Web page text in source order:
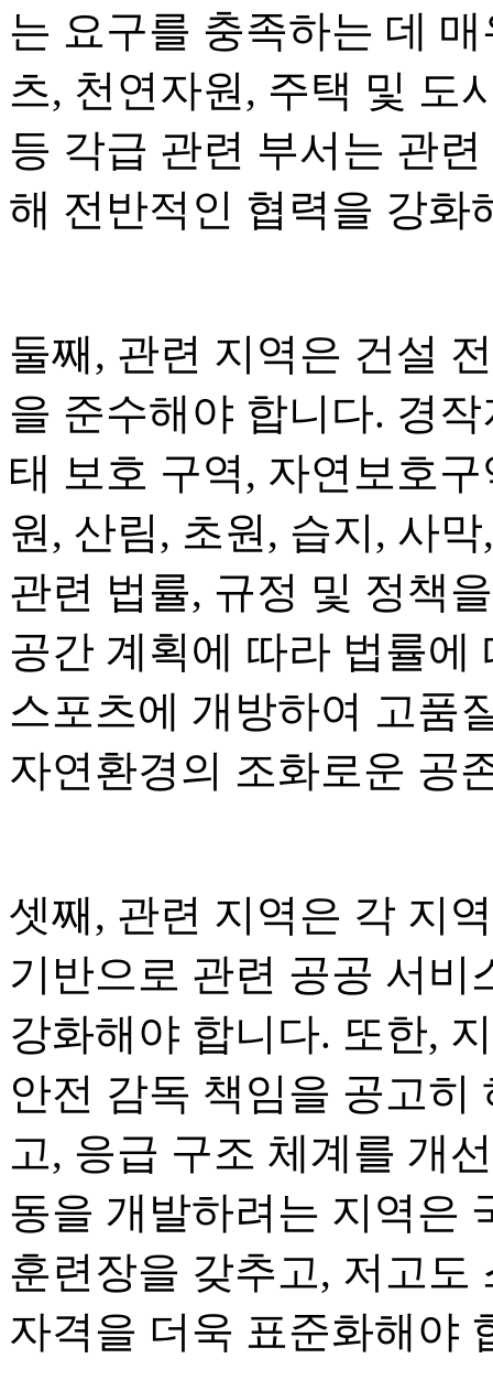
는 요구를 충족하는 데
츠, 천연자원, 주택 및 도
등 각급 관련 부서는 관
해 전반적인 협력을 강화
둘째, 관련 지역은 건설
을 준수해야 합니다. 경
태 보호 구역, 자연보호
원, 산림, 초원, 습지, 사
관련 법률, 규정 및 정책
공간 계획에 따라 법률에
스포츠에 개방하여 고품
자연환경의 조화로운 공
셋째, 관련 지역은 각 지
기반으로 관련 공공 서비
강화해야 합니다. 또한,
안전 감독 책임을 공고히
고, 응급 구조 체계를 개
동을 개발하려는 지역은
훈련장을 갖추고, 저고도
자격을 더욱 표준화해야